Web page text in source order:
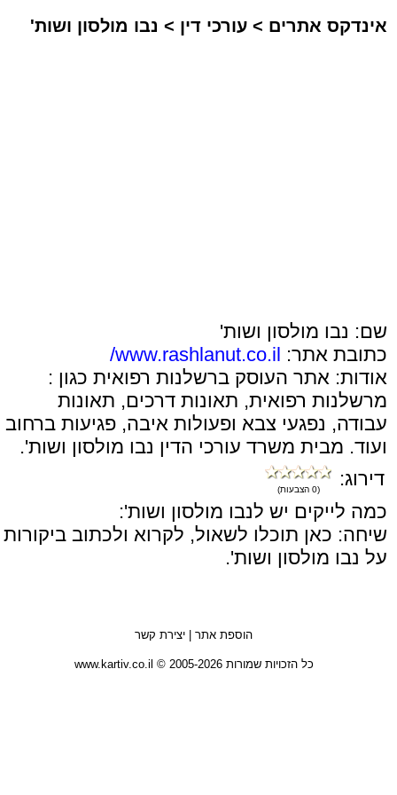
אינדקס אתרים > עורכי דין > נבו מולסון ושות'
שם: נבו מולסון ושות'
כתובת אתר: www.rashlanut.co.il/
אודות: אתר העוסק ברשלנות רפואית כגון :
מרשלנות רפואית, תאונות דרכים, תאונות
עבודה, נפגעי צבא ופעולות איבה, פגיעות ברחוב
ועוד. מבית משרד עורכי הדין נבו מולסון ושות'.
דירוג:
(0 הצבעות)
כמה לייקים יש לנבו מולסון ושות':
שיחה: כאן תוכלו לשאול, לקרוא ולכתוב ביקורות
על נבו מולסון ושות'.
הוספת אתר | יצירת קשר
כל הזכויות שמורות 2005-2026 © www.kartiv.co.il